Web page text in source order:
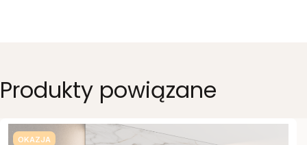
Produkty powiązane
OKAZJA